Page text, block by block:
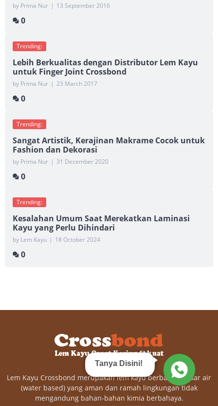
by Prima Nur | 13 September 2016
0
Trending:
Lebih Berkualitas dengan Distributor Lem Kayu
untuk Finger Joint Crossbond
by Prima Nur | 23 March 2017
0
Trending:
Sangat Artistik, Kerajinan Makrame Cocok untuk
Fashion dan Dekorasi
by Prima Nur | 31 December 2020
0
Trending:
Kesalahan Umum Saat Merekatkan Laminasi
Kayu yang Perlu Dihindari
by Lem Kayu | 18 October 2024
0
Lem Kayu Crossbond merupakan lem kayu berbahan dasar air
(water based) yang aman dan ramah lingkungan tidak
mengandung bahan-bahan kimia berbahaya.
Tanya Disini!